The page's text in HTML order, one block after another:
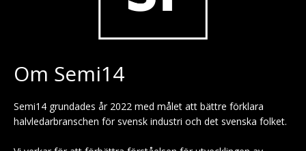
Om Semi14
Semi14 grundades år 2022 med målet att bättre förklara
halvledarbranschen för svensk industri och det svenska folket.